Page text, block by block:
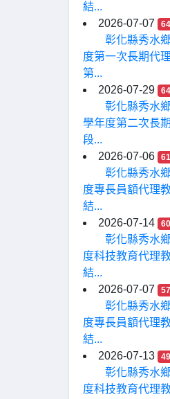
結...
2026-07-07
64
彰化縣秀水
度第一次長期代
第...
2026-07-29
64
彰化縣秀水
學年度第二次長
段...
2026-07-06
61
彰化縣秀水
度專長員額代理
結...
2026-07-14
60
彰化縣秀水
度科技教育代理
結...
2026-07-07
57
彰化縣秀水
度專長員額代理
結...
2026-07-13
49
彰化縣秀水
度科技教育代理